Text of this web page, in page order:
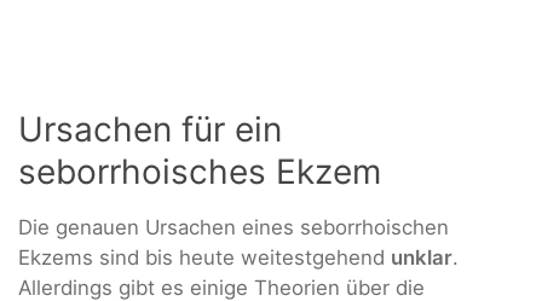
Ursachen für ein
seborrhoisches Ekzem
Die genauen Ursachen eines seborrhoischen
Ekzems sind bis heute weitestgehend unklar.
Allerdings gibt es einige Theorien über die